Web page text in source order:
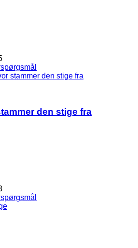
stammer den stige fra
den stige fra